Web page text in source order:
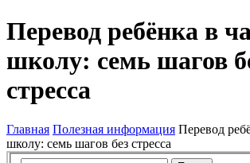
Перевод ребёнка в
школу: семь шагов
стресса
Главная Полезная информация Перевод
школу: семь шагов без стресса